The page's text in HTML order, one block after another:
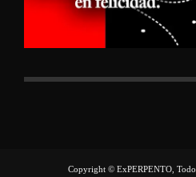
Copyright © ExPERPENTO,